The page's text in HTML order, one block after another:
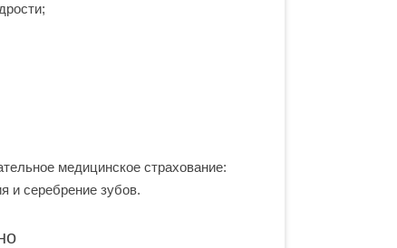
медицинское страхование:
и серебрение зубов.